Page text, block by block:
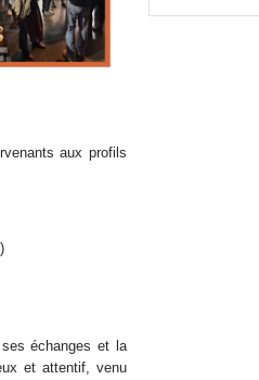
aux profils
échanges et la
et attentif, venu